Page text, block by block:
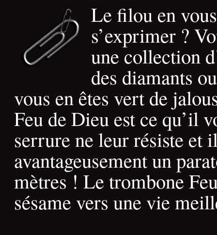
Le filou en
s’exprimer ?
une collection
des diamants
vous en êtes vert de
Feu de Dieu est ce qu’il
serrure ne leur résiste et
avantageusement un
mètres ! Le trombone
sésame vers une vie